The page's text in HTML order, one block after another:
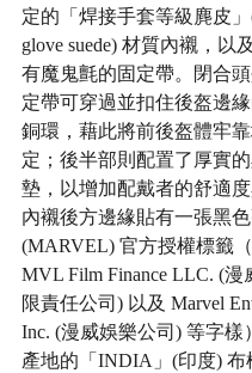
定的「焊接手套等級麂皮」
glove suede) 材質內襯，以
有魔鬼氈的固定帶。閉合
定帶可穿過並扣住後盔邊
銅環，藉此將前後盔體牢
定；後半部則配置了厚實
墊，以增加配戴者的舒適度
內襯後方邊緣貼有一張黑
(MARVEL) 官方授權標籤
MVL Film Finance LLC. (
限責任公司) 以及 Marvel
Inc. (漫威娛樂公司) 等字樣
產地的「INDIA」(印度) 布